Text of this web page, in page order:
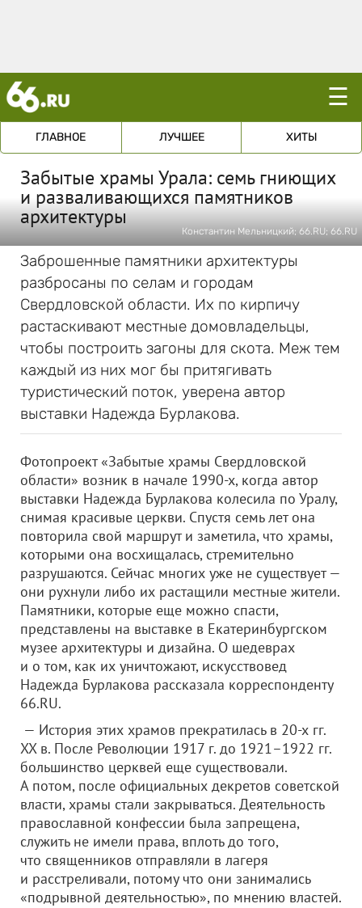
☰
ГЛАВНОЕ ЛУЧШЕЕ ХИТЫ
Забытые храмы Урала: семь гниющих
и разваливающихся памятников
архитектуры
Константин Мельницкий; 66.RU; 66.RU
Заброшенные памятники архитектуры
разбросаны по селам и городам
Свердловской области. Их по кирпичу
растаскивают местные домовладельцы,
чтобы построить загоны для скота. Меж тем
каждый из них мог бы притягивать
туристический поток, уверена автор
выставки Надежда Бурлакова.
Фотопроект «Забытые храмы Свердловской
области» возник в начале 1990-х, когда автор
выставки Надежда Бурлакова колесила по Уралу,
снимая красивые церкви. Спустя семь лет она
повторила свой маршрут и заметила, что храмы,
которыми она восхищалась, стремительно
разрушаются. Сейчас многих уже не существует —
они рухнули либо их растащили местные жители.
Памятники, которые еще можно спасти,
представлены на выставке в Екатеринбургском
музее архитектуры и дизайна. О шедеврах
и о том, как их уничтожают, искусствовед
Надежда Бурлакова рассказала корреспонденту
66.RU.
— История этих храмов прекратилась в 20-х гг.
XX в. После Революции 1917 г. до 1921–1922 гг.
большинство церквей еще существовали.
А потом, после официальных декретов советской
власти, храмы стали закрываться. Деятельность
православной конфессии была запрещена,
служить не имели права, вплоть до того,
что священников отправляли в лагеря
и расстреливали, потому что они занимались
«подрывной деятельностью», по мнению властей.